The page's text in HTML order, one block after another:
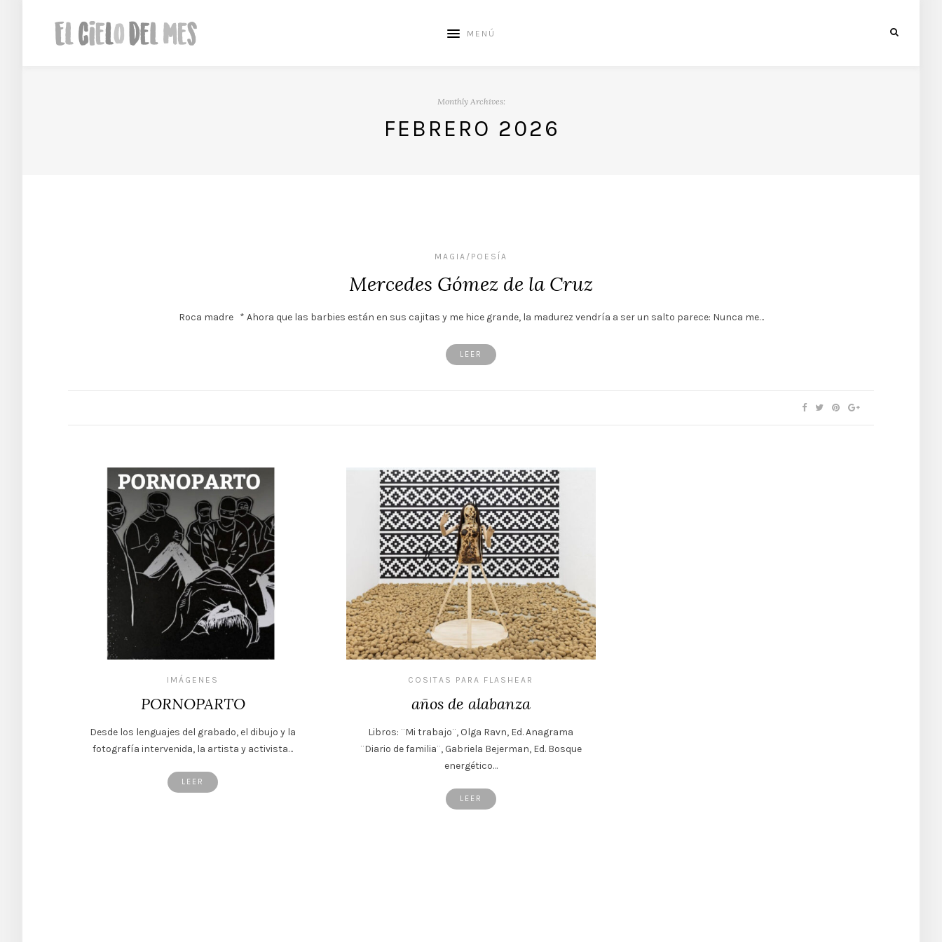
MENÚ
Monthly Archives:
FEBRERO 2026
MAGIA/POESÍA
Mercedes Gómez de la Cruz
Roca madre * Ahora que las barbies están en sus cajitas y me hice grande, la madurez vendría a ser un salto parece: Nunca me…
LEER
IMÁGENES
PORNOPARTO
Desde los lenguajes del grabado, el dibujo y la
fotografía intervenida, la artista y activista…
LEER
COSITAS PARA FLASHEAR
años de alabanza
Libros: ¨Mi trabajo¨, Olga Ravn, Ed. Anagrama
¨Diario de familia¨, Gabriela Bejerman, Ed. Bosque
energético…
LEER